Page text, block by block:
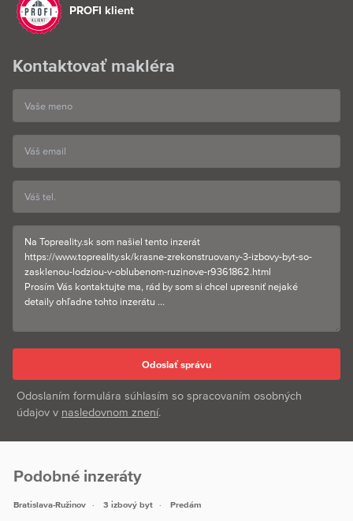
PROFI klient
Kontaktovať makléra
Odoslaním formulára súhlasím so spracovaním osobných
údajov v nasledovnom znení.
Podobné inzeráty
Bratislava-Ružinov 3 izbový byt Predám